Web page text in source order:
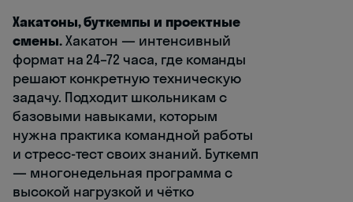
Хакатоны, буткемпы и проектные
смены.Хакатон — интенсивный
формат на 24–72 часа, где команды
решают конкретную техническую
задачу. Подходит школьникам с
базовыми навыками, которым
нужна практика командной работы
и стресс-тест своих знаний. Буткемп
— многонедельная программа с
высокой нагрузкой и чётко